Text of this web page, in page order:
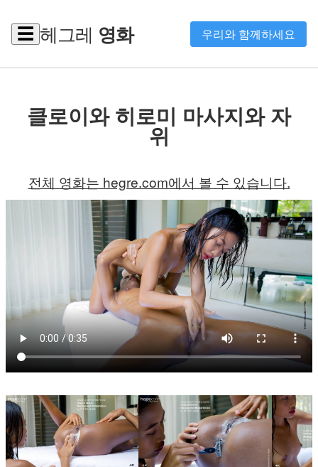
☰ 헤그레 영화 우리와 함께하세요
클로이와 히로미 마사지와 자
위
전체 영화는 hegre.com에서 볼 수 있습니다.